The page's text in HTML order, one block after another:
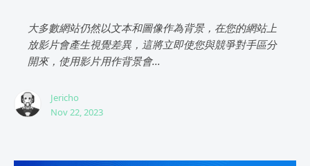
大多數網站仍然以文本和圖像作為背景，在您的網站上
放影片會產生視覺差異，這將立即使您與競爭對手區分
開來，使用影片用作背景會...
Jericho
Nov 22, 2023